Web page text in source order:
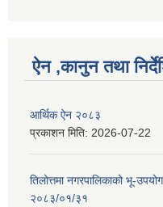
ऐन ,कानुन तथा
आर्थिक ऐन २०८३
प्रकाशन मिति: 2026-07-22
तिलोत्तमा नगरपालिकाको भू-
२०८३/०१/३१